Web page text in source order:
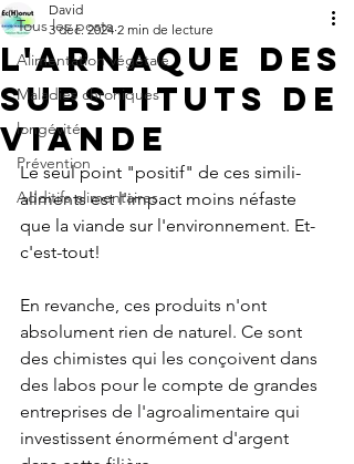
Tous les posts
Alimentation végétale
Maladies chroniques
longévité
Prévention
Additifs alimentaires
L'arnaque des
substituts de
viande
David
3 déc. 2024 2 min de lecture
Le seul point "positif" de ces simili-
aliments est l'impact moins néfaste
que la viande sur l'environnement. Et-
c'est-tout!
En revanche, ces produits n'ont
absolument rien de naturel. Ce sont
des chimistes qui les conçoivent dans
des labos pour le compte de grandes
entreprises de l'agroalimentaire qui
investissent énormément d'argent